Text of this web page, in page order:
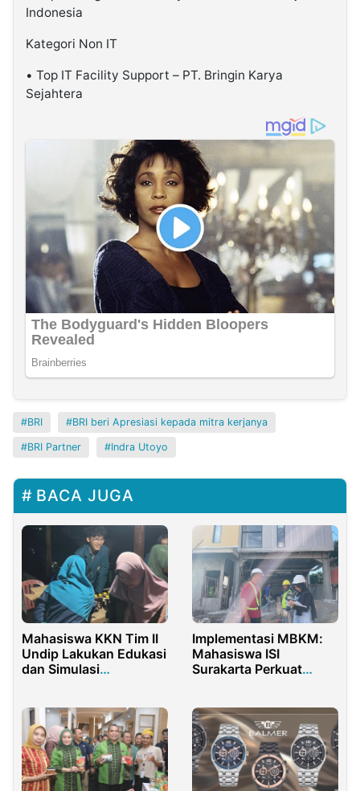
Indonesia
Kategori Non IT
• Top IT Facility Support – PT. Bringin Karya
Sejahtera
BRI BRI beri Apresiasi kepada mitra kerjanya
BRI Partner Indra Utoyo
BACA JUGA
Mahasiswa KKN Tim II
Undip Lakukan Edukasi
dan Simulasi
Fermentasi Organik
Serbaguna Dalam
Kehidupan Rumah
Tangga
Implementasi MBKM:
Mahasiswa ISI
Surakarta Perkuat
Konstruksindo